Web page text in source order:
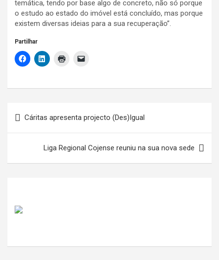
temática, tendo por base algo de concreto, não só porque
o estudo ao estado do imóvel está concluído, mas porque
existem diversas ideias para a sua recuperação”.
Partilhar
de
artigos
Cáritas apresenta projecto (Des)Igual
Liga Regional Cojense reuniu na sua nova sede